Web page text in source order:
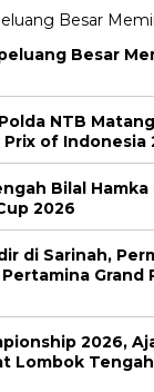
Besar
NTB
of Indonesia
Bilal Hamka
2026
di Sarinah,
Grand
2026,
Lombok Tengah